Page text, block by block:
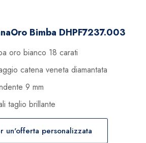
Bimba DHPF7237.003
oro bianco 18 carati
catena veneta diamantata
9 mm
taglio brillante
un'offerta personalizzata